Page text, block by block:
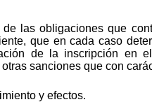
las obligaciones que
que en cada caso
de la inscripción en
sanciones que con
y efectos.